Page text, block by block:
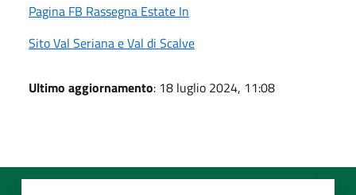
Pagina FB Rassegna Estate In
Sito Val Seriana e Val di Scalve
Ultimo aggiornamento: 18 luglio 2024, 11:08